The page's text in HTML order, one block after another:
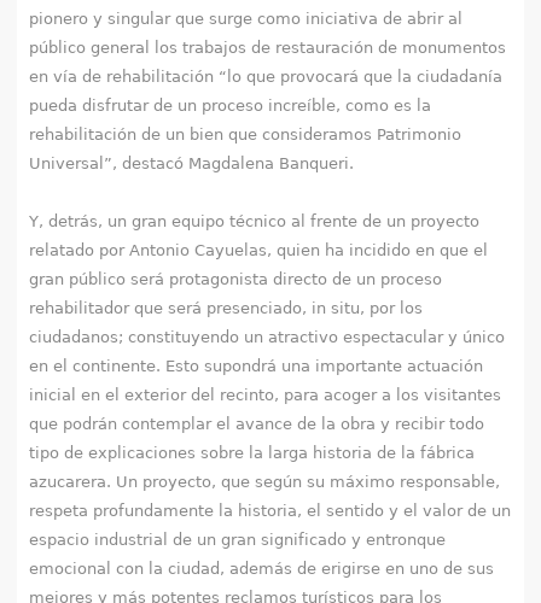
pionero y singular que surge como iniciativa de abrir al
público general los trabajos de restauración de monumentos
en vía de rehabilitación “lo que provocará que la ciudadanía
pueda disfrutar de un proceso increíble, como es la
rehabilitación de un bien que consideramos Patrimonio
Universal”, destacó Magdalena Banqueri.
Y, detrás, un gran equipo técnico al frente de un proyecto
relatado por Antonio Cayuelas, quien ha incidido en que el
gran público será protagonista directo de un proceso
rehabilitador que será presenciado, in situ, por los
ciudadanos; constituyendo un atractivo espectacular y único
en el continente. Esto supondrá una importante actuación
inicial en el exterior del recinto, para acoger a los visitantes
que podrán contemplar el avance de la obra y recibir todo
tipo de explicaciones sobre la larga historia de la fábrica
azucarera. Un proyecto, que según su máximo responsable,
respeta profundamente la historia, el sentido y el valor de un
espacio industrial de un gran significado y entronque
emocional con la ciudad, además de erigirse en uno de sus
mejores y más potentes reclamos turísticos para los